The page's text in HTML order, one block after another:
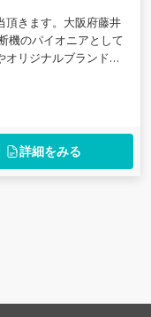
頂きます。大阪府藤井
機のパイオニアとして
リジナルブランド食
詳細をみる